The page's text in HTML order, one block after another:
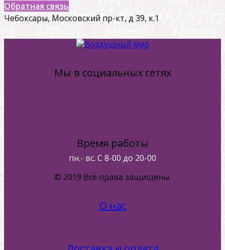
Обратная связь
Чебоксары, Московский пр-кт, д 39, к.1
Мы в социальных сетях
Время работы
пн.- вс. С 8-00 до 20-00
© 2019 Все права защищены.
О нас